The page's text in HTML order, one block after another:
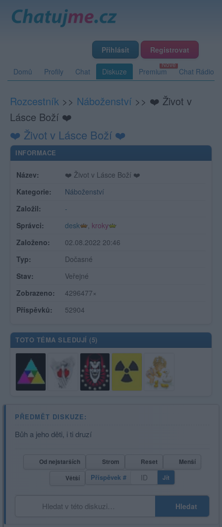
Přihlásit Registrovat
Domů Profily Chat Diskuze Premium Chat Rádio
Rozcestník >> Náboženství >> ❤️ Život v
Lásce Boží ❤️
❤️ Život v Lásce Boží ❤️
INFORMACE
Název:
❤️ Život v Lásce Boží ❤️
Kategorie:
Náboženství
Založil:
-
Správci:
desk , kroky
Založeno:
02.08.2022 20:46
Typ:
Dočasné
Stav:
Veřejné
Zobrazeno:
4296477×
Příspěvků:
52904
TOTO TÉMA SLEDUJÍ (5)
PŘEDMĚT DISKUZE:
Bůh a jeho děti, i ti druzí
Od nejstarších Strom Reset
Menší
Větší
Příspěvek # Jít
Hledat